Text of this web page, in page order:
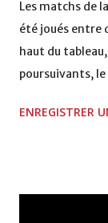
Les matchs de
été joués entre
haut du
poursuivants,
2, Badr
ENREGISTRER